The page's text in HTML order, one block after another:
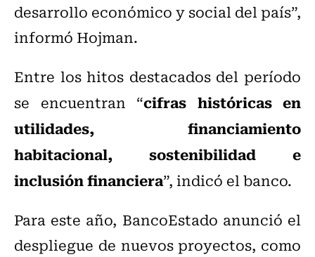
desarrollo económico y social del país”,
informó Hojman.
Entre los hitos destacados del período
se encuentran “cifras históricas en
utilidades, financiamiento
habitacional, sostenibilidad e
inclusión financiera”, indicó el banco.
Para este año, BancoEstado anunció el
despliegue de nuevos proyectos, como